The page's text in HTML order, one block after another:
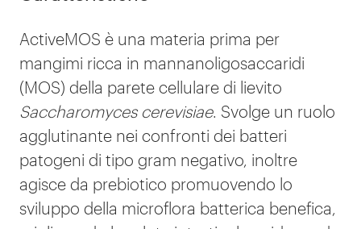
ActiveMOS è una materia prima per
mangimi ricca in mannanoligosaccaridi
(MOS) della parete cellulare di lievito
Saccharomyces cerevisiae. Svolge un ruolo
agglutinante nei confronti dei batteri
patogeni di tipo gram negativo, inoltre
agisce da prebiotico promuovendo lo
sviluppo della microflora batterica benefica,